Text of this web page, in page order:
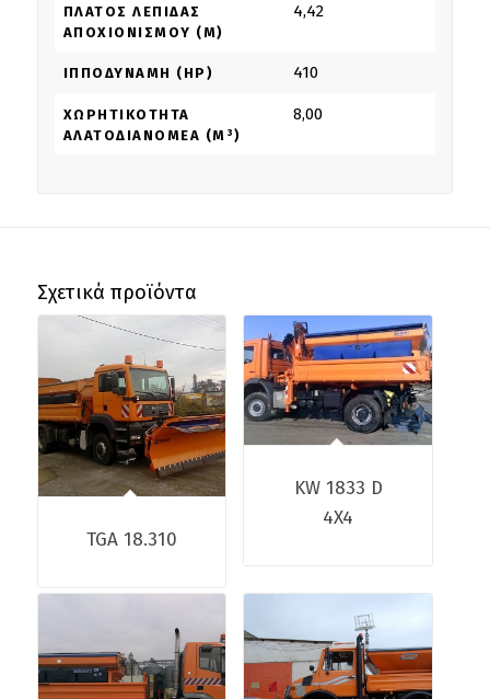
ΠΛΆΤΟΣ ΛΕΠΊΔΑΣ
ΑΠΟΧΙΟΝΙΣΜΟΎ (M)
4,42
ΙΠΠΟΔΎΝΑΜΗ (HP) 410
ΧΩΡΗΤΙΚΌΤΗΤΑ
ΑΛΆΤΟΔΙΑΝΟΜΈΑ (M³)
8,00
Σχετικά προϊόντα
TGA 18.310
KW 1833 D
4X4